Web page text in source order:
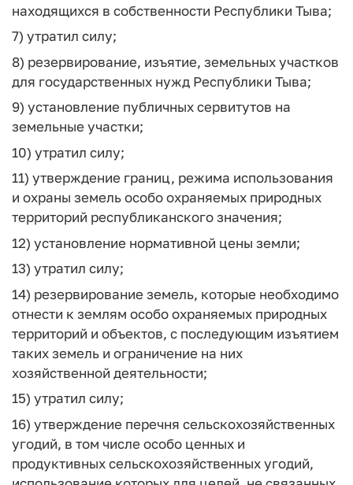
находящихся в собственности Республики Тыва;
7) утратил силу;
8) резервирование, изъятие, земельных участков
для государственных нужд Республики Тыва;
9) установление публичных сервитутов на
земельные участки;
10) утратил силу;
11) утверждение границ, режима использования
и охраны земель особо охраняемых природных
территорий республиканского значения;
12) установление нормативной цены земли;
13) утратил силу;
14) резервирование земель, которые необходимо
отнести к землям особо охраняемых природных
территорий и объектов, с последующим изъятием
таких земель и ограничение на них
хозяйственной деятельности;
15) утратил силу;
16) утверждение перечня сельскохозяйственных
угодий, в том числе особо ценных и
продуктивных сельскохозяйственных угодий,